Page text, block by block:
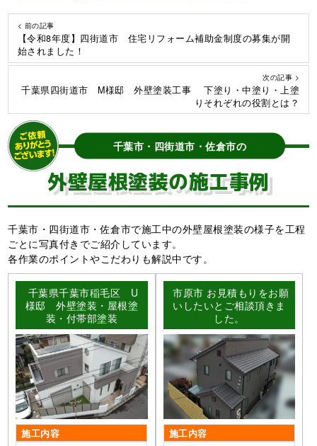
< 前の記事
【令和8年度】四街道市 住宅リフォーム補助金制度の募集が開
始されました！
次の記事 >
千葉県四街道市 M様邸 外壁塗装工事 下塗り・中塗り・上塗
りそれぞれの役割とは？
千葉市・四街道市・佐倉市の
外壁屋根塗装の施工事例
千葉市・四街道市・佐倉市で施工中の外壁屋根塗装の様子を工程
ごとに写真付きでご紹介しています。
各作業のポイントやこだわりも解説中です。
千葉県千葉市稲毛区 U
様邸 外壁塗装・屋根塗
装・付帯部塗装
施工内容
市原市 お見積もりをお願
いしたいとご相談頂きま
した。
施工内容